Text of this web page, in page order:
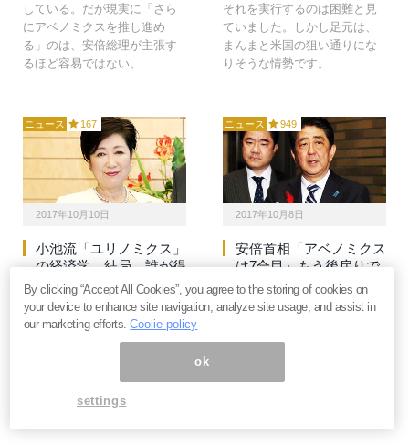
している。だが現実に「さら
にアベノミクスを推し進め
る」のは、安倍総理が主張す
るほど容易ではない。
それを実行するのは困難と見
ていました。しかし足元は、
まんまと米国の狙い通りにな
りそうな情勢です。
ニュース 167
2017年10月10日
小池流「ユリノミクス」
の経済学。結局、誰が得
して誰が損するのか？＝
斎藤満
小池氏のユリノミクスは、ア
拮抗すれば、当然、その後の
資源配分は大きく変化するこ
ニュース 949
2017年10月8日
安倍首相「アベノミクス
は7合目」もう後戻りで
きぬ頂上からの景色と
は？＝東条雅彦
は、もう後戻りできないとこ
By clicking “Accept All Cookies”, you agree to the storing of cookies on
your device to enhance site navigation, analyze site usage, and assist in
our marketing efforts.Coolie policy
ok
settings